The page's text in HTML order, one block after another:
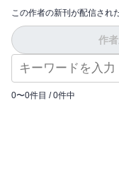
この作者の新刊が配信され
作
0〜0件目 / 0件中